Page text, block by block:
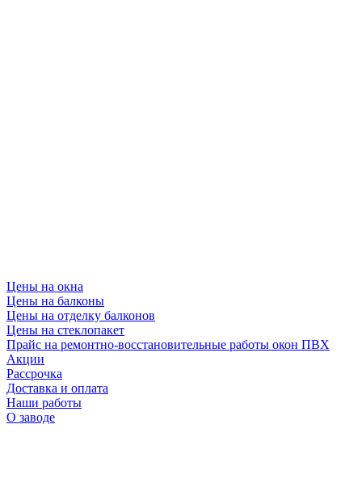
Цены на окна
Цены на балконы
Цены на отделку балконов
Цены на стеклопакет
Прайс на ремонтно-восстановительные работы окон ПВХ
Акции
Рассрочка
Доставка и оплата
Наши работы
О заводе